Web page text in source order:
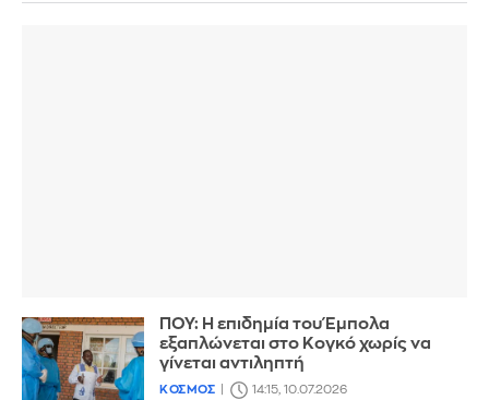
ΠΟΥ: Η επιδημία του Έμπολα
εξαπλώνεται στο Κογκό χωρίς να
γίνεται αντιληπτή
ΚΟΣΜΟΣ 14:15, 10.07.2026